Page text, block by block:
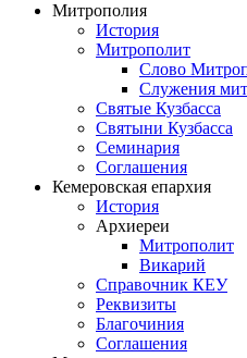
Митрополия
История
Митрополит
Слово
Служения
Святые Кузбасса
Святыни Кузбасса
Семинария
Соглашения
Кемеровская епархия
История
Архиереи
Митрополит
Викарий
Справочник КЕУ
Реквизиты
Благочиния
Соглашения